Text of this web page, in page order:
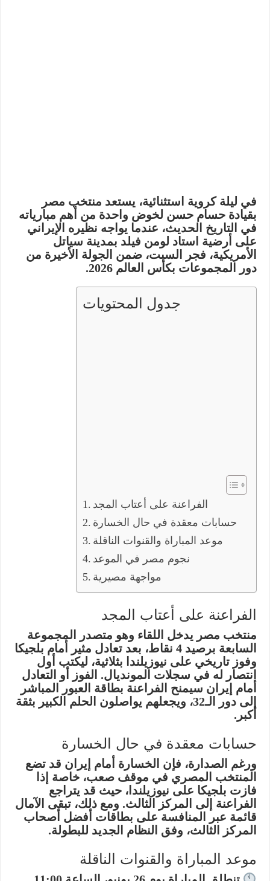
في ليلة كروية استثنائية، يستعد منتخب مصر
بقيادة حسام حسن لخوض واحدة من أهم مبارياته
في التاريخ الحديث، عندما يواجه نظيره الإيراني
على أرضية استاد لومن فيلد بمدينة سياتل
الأمريكية، فجر السبت، ضمن الجولة الأخيرة من
دور المجموعات بكأس العالم 2026.
جدول المحتويات
الفراعنة على أعتاب المجد
حسابات معقدة في حال الخسارة
موعد المباراة والقنوات الناقلة
نجوم مصر في الموعد
مواجهة مصيرية
الفراعنة على أعتاب المجد
منتخب مصر يدخل اللقاء وهو متصدر المجموعة
السابعة برصيد 4 نقاط، بعد تعادل مثير أمام بلجيكا
وفوز تاريخي على نيوزيلندا بثلاثية، ليكتب أول
انتصار له في سجلات المونديال. الفوز أو التعادل
أمام إيران سيمنح الفراعنة بطاقة العبور المباشر
إلى دور الـ32، ويجعلهم يواصلون الحلم الكبير بثقة
أكبر.
حسابات معقدة في حال الخسارة
ورغم الصدارة، فإن الخسارة أمام إيران قد تضع
المنتخب المصري في موقف صعب، خاصة إذا
فازت بلجيكا على نيوزيلندا، حيث قد يتراجع
الفراعنة إلى المركز الثالث. ومع ذلك، تبقى الآمال
قائمة عبر المنافسة على بطاقات أفضل أصحاب
المركز الثالث، وفق النظام الجديد للبطولة.
موعد المباراة والقنوات الناقلة